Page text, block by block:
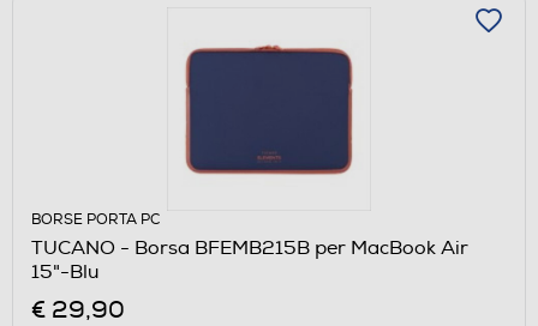
BORSE PORTA PC
TUCANO - Borsa BFEMB215B per MacBook Air
15"-Blu
€ 29,90